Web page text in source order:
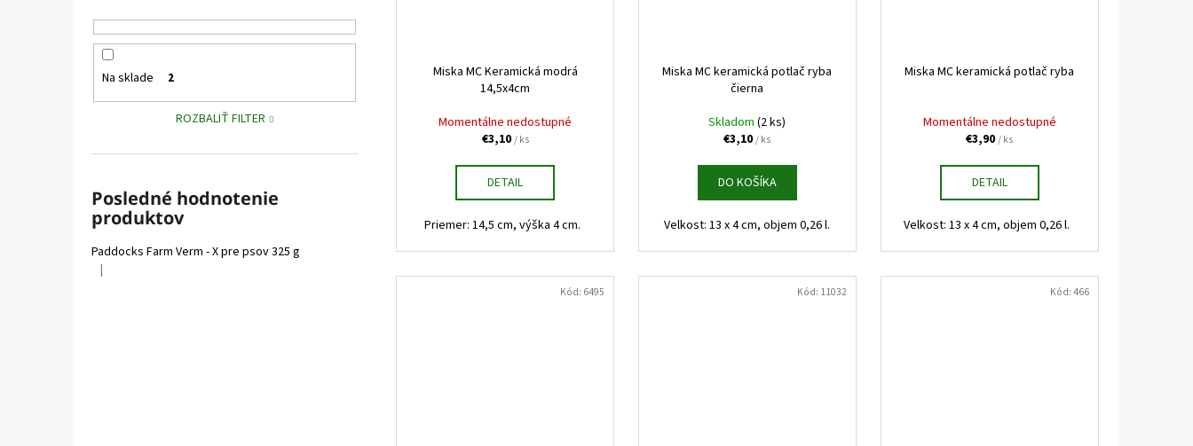
Na sklade 2
ROZBALIŤ FILTER
Posledné hodnotenie
produktov
Paddocks Farm Verm - X pre psov 325 g
Hodnotenie produktu je 5 z 5 hviezdičiek.
|
Miska MC Keramická modrá
14,5x4cm
Momentálne nedostupné
€3,10/ ks
DETAIL
Priemer: 14,5 cm, výška 4 cm.
Miska MC keramická potlač ryba
čierna
Skladom(2 ks)
€3,10/ ks
DO KOŠÍKA
Velkost: 13 x 4 cm, objem 0,26 l.
Miska MC keramická potlač ryba
Momentálne nedostupné
€3,90/ ks
DETAIL
Velkost: 13 x 4 cm, objem 0,26 l.
Kód: 6495 Kód: 11032 Kód:466